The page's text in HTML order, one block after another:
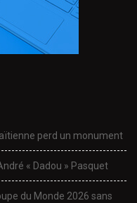
perd un monument
« Dadou » Pasquet
du Monde 2026 sans